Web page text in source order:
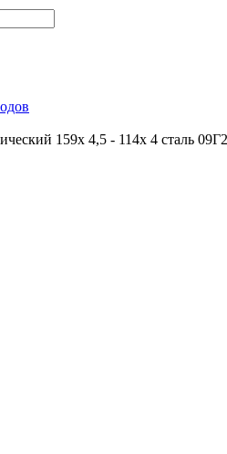
159х 4,5 - 114х 4 сталь